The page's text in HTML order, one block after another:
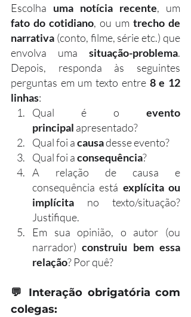
Escolha uma notícia recente
fato do cotidiano, ou um trecho de
narrativa (conto, filme, série etc.) que
envolva uma situação-problema.
Depois, responda às seguintes
perguntas em um texto entre 8 e 12
linhas:
Qual é o evento
principal apresentado?
Qual foi a causa desse evento?
Qual foi a consequência?
A relação de causa e
consequência está explícita ou
implícita no texto/situação?
Justifique.
Em sua opinião, o autor (ou
narrador) construiu bem essa
relação? Por quê?
💬 Interação obrigatória com
colegas: